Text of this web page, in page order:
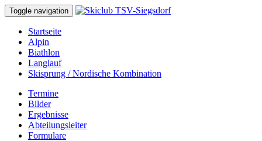
Toggle navigation
Startseite
Alpin
Biathlon
Langlauf
Skisprung / Nordische Kombination
Termine
Bilder
Ergebnisse
Abteilungsleiter
Formulare